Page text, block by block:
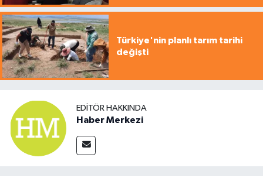
Türkiye'nin planlı tarım tarihi
değişti
EDITÖR HAKKINDA
Haber Merkezi